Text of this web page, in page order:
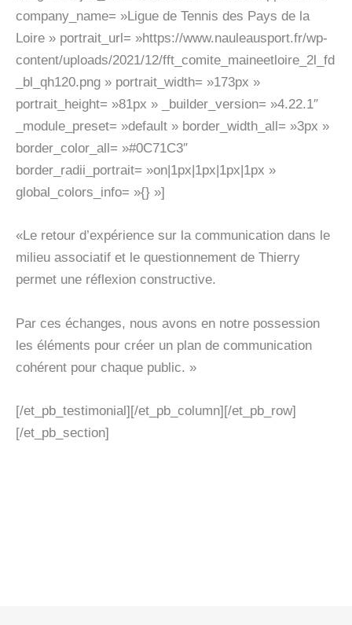
company_name= »Ligue de Tennis des Pays de la
Loire » portrait_url= »https://www.nauleausport.fr/wp-
content/uploads/2021/12/fft_comite_maineetloire_2l_fd
_bl_qh120.png » portrait_width= »173px »
portrait_height= »81px » _builder_version= »4.22.1″
_module_preset= »default » border_width_all= »3px »
border_color_all= »#0C71C3″
border_radii_portrait= »on|1px|1px|1px|1px »
global_colors_info= »{} »]
«Le retour d’expérience sur la communication dans le
milieu associatif et le questionnement de Thierry
permet une réflexion constructive.
Par ces échanges, nous avons en notre possession
les éléments pour créer un plan de communication
cohérent pour chaque public. »
[/et_pb_testimonial][/et_pb_column][/et_pb_row]
[/et_pb_section]